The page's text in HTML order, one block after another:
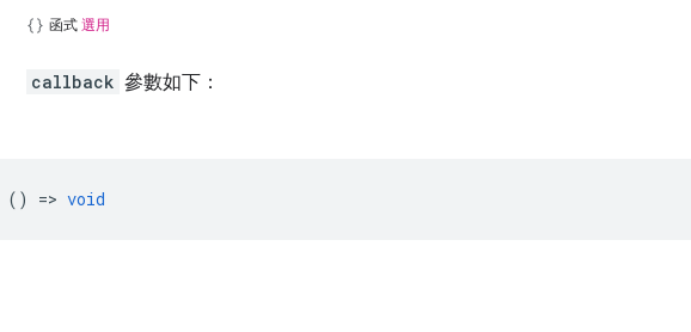
函式 選用
callback 參數如下：
() => void